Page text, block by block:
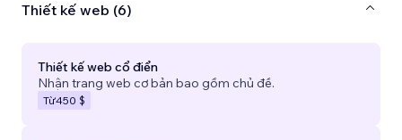
Thiết kế web (6)
Thiết kế web cổ điển
Nhận trang web cơ bản bao gồm chủ đề.
Từ450 $